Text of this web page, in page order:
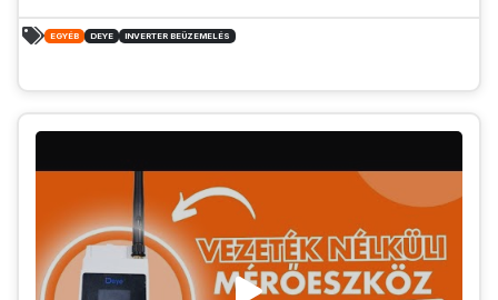
EGYÉB DEYE INVERTER BEÜZEMELÉS